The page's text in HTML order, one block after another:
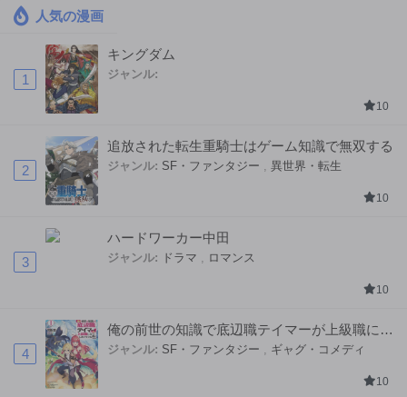
人気の漫画
1
キングダム
ジャンル:
10
2
追放された転生重騎士はゲーム知識で無双する
ジャンル: SF・ファンタジー 異世界・転生
10
3
ハードワーカー中田
ジャンル: ドラマ ロマンス
10
4
俺の前世の知識で底辺職テイマーが上級職にな
ってしまいそうな件
ジャンル: SF・ファンタジー ギャグ・コメディ
10